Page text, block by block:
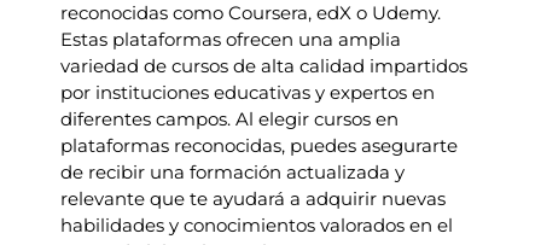
reconocidas como Coursera, edX o Udemy.
Estas plataformas ofrecen una amplia
variedad de cursos de alta calidad impartidos
por instituciones educativas y expertos en
diferentes campos. Al elegir cursos en
plataformas reconocidas, puedes asegurarte
de recibir una formación actualizada y
relevante que te ayudará a adquirir nuevas
habilidades y conocimientos valorados en el